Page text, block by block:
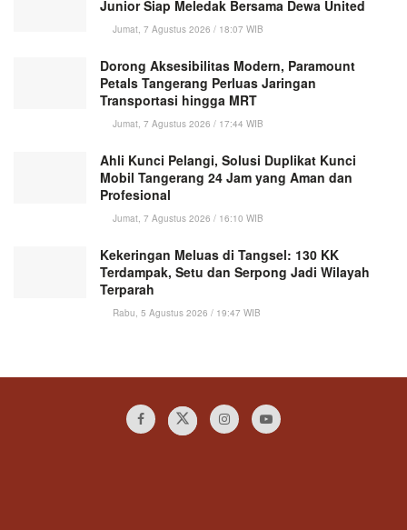
Junior Siap Meledak Bersama Dewa United
Jumat, 7 Agustus 2026 / 18:07 WIB
Dorong Aksesibilitas Modern, Paramount
Petals Tangerang Perluas Jaringan
Transportasi hingga MRT
Jumat, 7 Agustus 2026 / 17:44 WIB
Ahli Kunci Pelangi, Solusi Duplikat Kunci
Mobil Tangerang 24 Jam yang Aman dan
Profesional
Jumat, 7 Agustus 2026 / 16:10 WIB
Kekeringan Meluas di Tangsel: 130 KK
Terdampak, Setu dan Serpong Jadi Wilayah
Terparah
Rabu, 5 Agustus 2026 / 19:47 WIB